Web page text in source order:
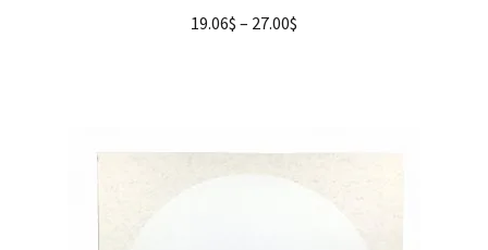
19.06$ – 27.00$